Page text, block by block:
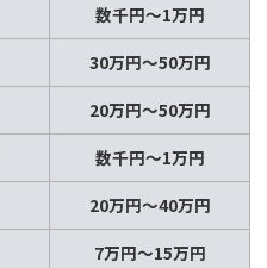
数千円～1万円
30万円～50万円
20万円～50万円
数千円～1万円
20万円～40万円
7万円～15万円